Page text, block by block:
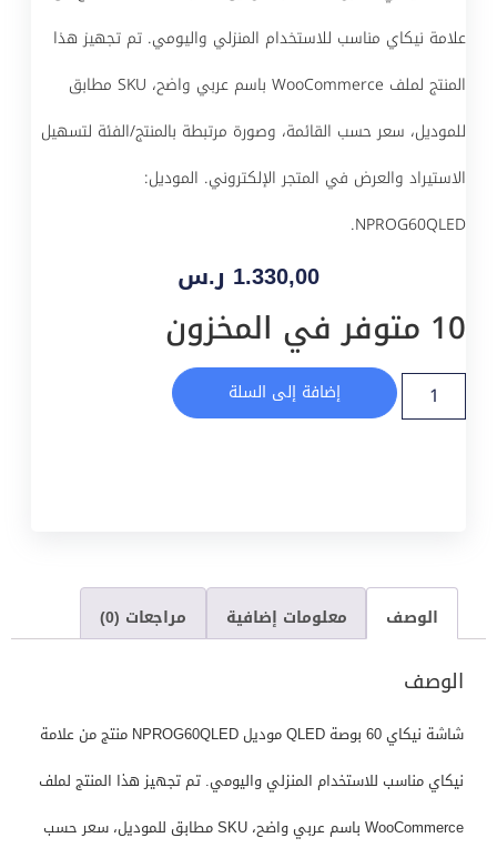
علامة نيكاي مناسب للاستخدام المنزلي واليومي. تم تجهيز هذا
المنتج لملف WooCommerce باسم عربي واضح، SKU مطابق
للموديل، سعر حسب القائمة، وصورة مرتبطة بالمنتج/الفئة لتسهيل
الاستيراد والعرض في المتجر الإلكتروني. الموديل:
NPROG60QLED.
1.330,00 ر.س
10 متوفر في المخزون
إضافة إلى السلة
الوصف معلومات إضافية مراجعات (0)
الوصف
شاشة نيكاي 60 بوصة QLED موديل NPROG60QLED منتج من علامة
نيكاي مناسب للاستخدام المنزلي واليومي. تم تجهيز هذا المنتج لملف
WooCommerce باسم عربي واضح، SKU مطابق للموديل، سعر حسب